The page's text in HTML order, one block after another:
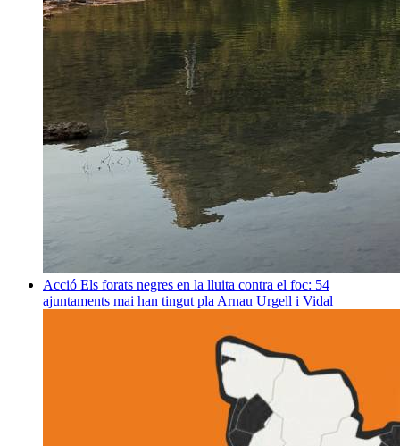
Acció Els forats negres en la lluita contra el foc: 54
ajuntaments mai han tingut pla Arnau Urgell i Vidal